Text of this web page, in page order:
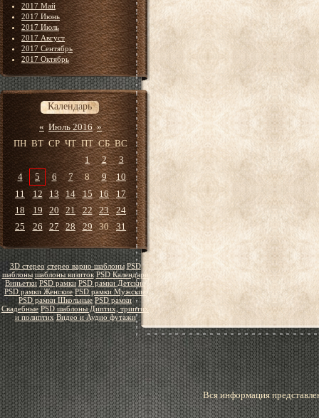
2017 Май
2017 Июнь
2017 Июль
2017 Август
2017 Сентябрь
2017 Октябрь
Календарь
« Июль 2016 »
ПН ВТ СР ЧТ ПТ СБ ВС
1
2
3
4
5 6 7 8 9
10
11
12 13 14 15 16
17
18
19 20 21 22 23
24
25
26 27 28 29 30 31
3D стерео стерео варио шаблоны PSD
шаблоны шаблоны визиток PSD Календари
Виньетки PSD рамки PSD рамки Детские
PSD рамки Женские PSD рамки Мужские
PSD рамки Школьные PSD рамки
Свадебные PSD шаблоны Диптих, триптих
и полиптих Видео и Аудио футажи
Вся информация